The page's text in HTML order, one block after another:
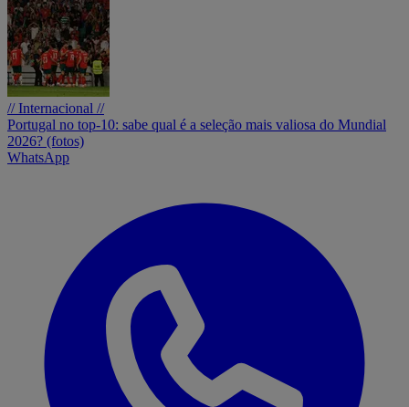
// Internacional //
Portugal no top-10: sabe qual é a seleção mais valiosa do Mundial
2026? (fotos)
WhatsApp